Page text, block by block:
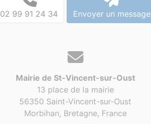
02 99 91 24 34 Envoyer un message
Mairie de St-Vincent-sur-Oust
13 place de la mairie
56350 Saint-Vincent-sur-Oust
Morbihan, Bretagne, France